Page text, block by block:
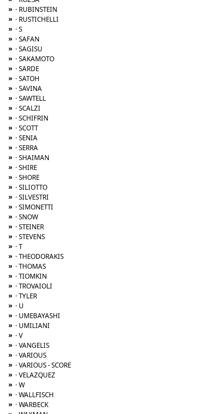
» · RUBINSTEIN
» · RUSTICHELLI
» · S
» · SAFAN
» · SAGISU
» · SAKAMOTO
» · SARDE
» · SATOH
» · SAVINA
» · SAWTELL
» · SCALZI
» · SCHIFRIN
» · SCOTT
» · SENIA
» · SERRA
» · SHAIMAN
» · SHIRE
» · SHORE
» · SILIOTTO
» · SILVESTRI
» · SIMONETTI
» · SNOW
» · STEINER
» · STEVENS
» · T
» · THEODORAKIS
» · THOMAS
» · TIOMKIN
» · TROVAIOLI
» · TYLER
» · U
» · UMEBAYASHI
» · UMILIANI
» · V
» · VANGELIS
» · VARIOUS
» · VARIOUS - SCORE
» · VELAZQUEZ
» · W
» · WALLFISCH
» · WARBECK